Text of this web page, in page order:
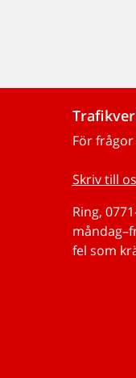
För
Skriv till
Ring,
fel som